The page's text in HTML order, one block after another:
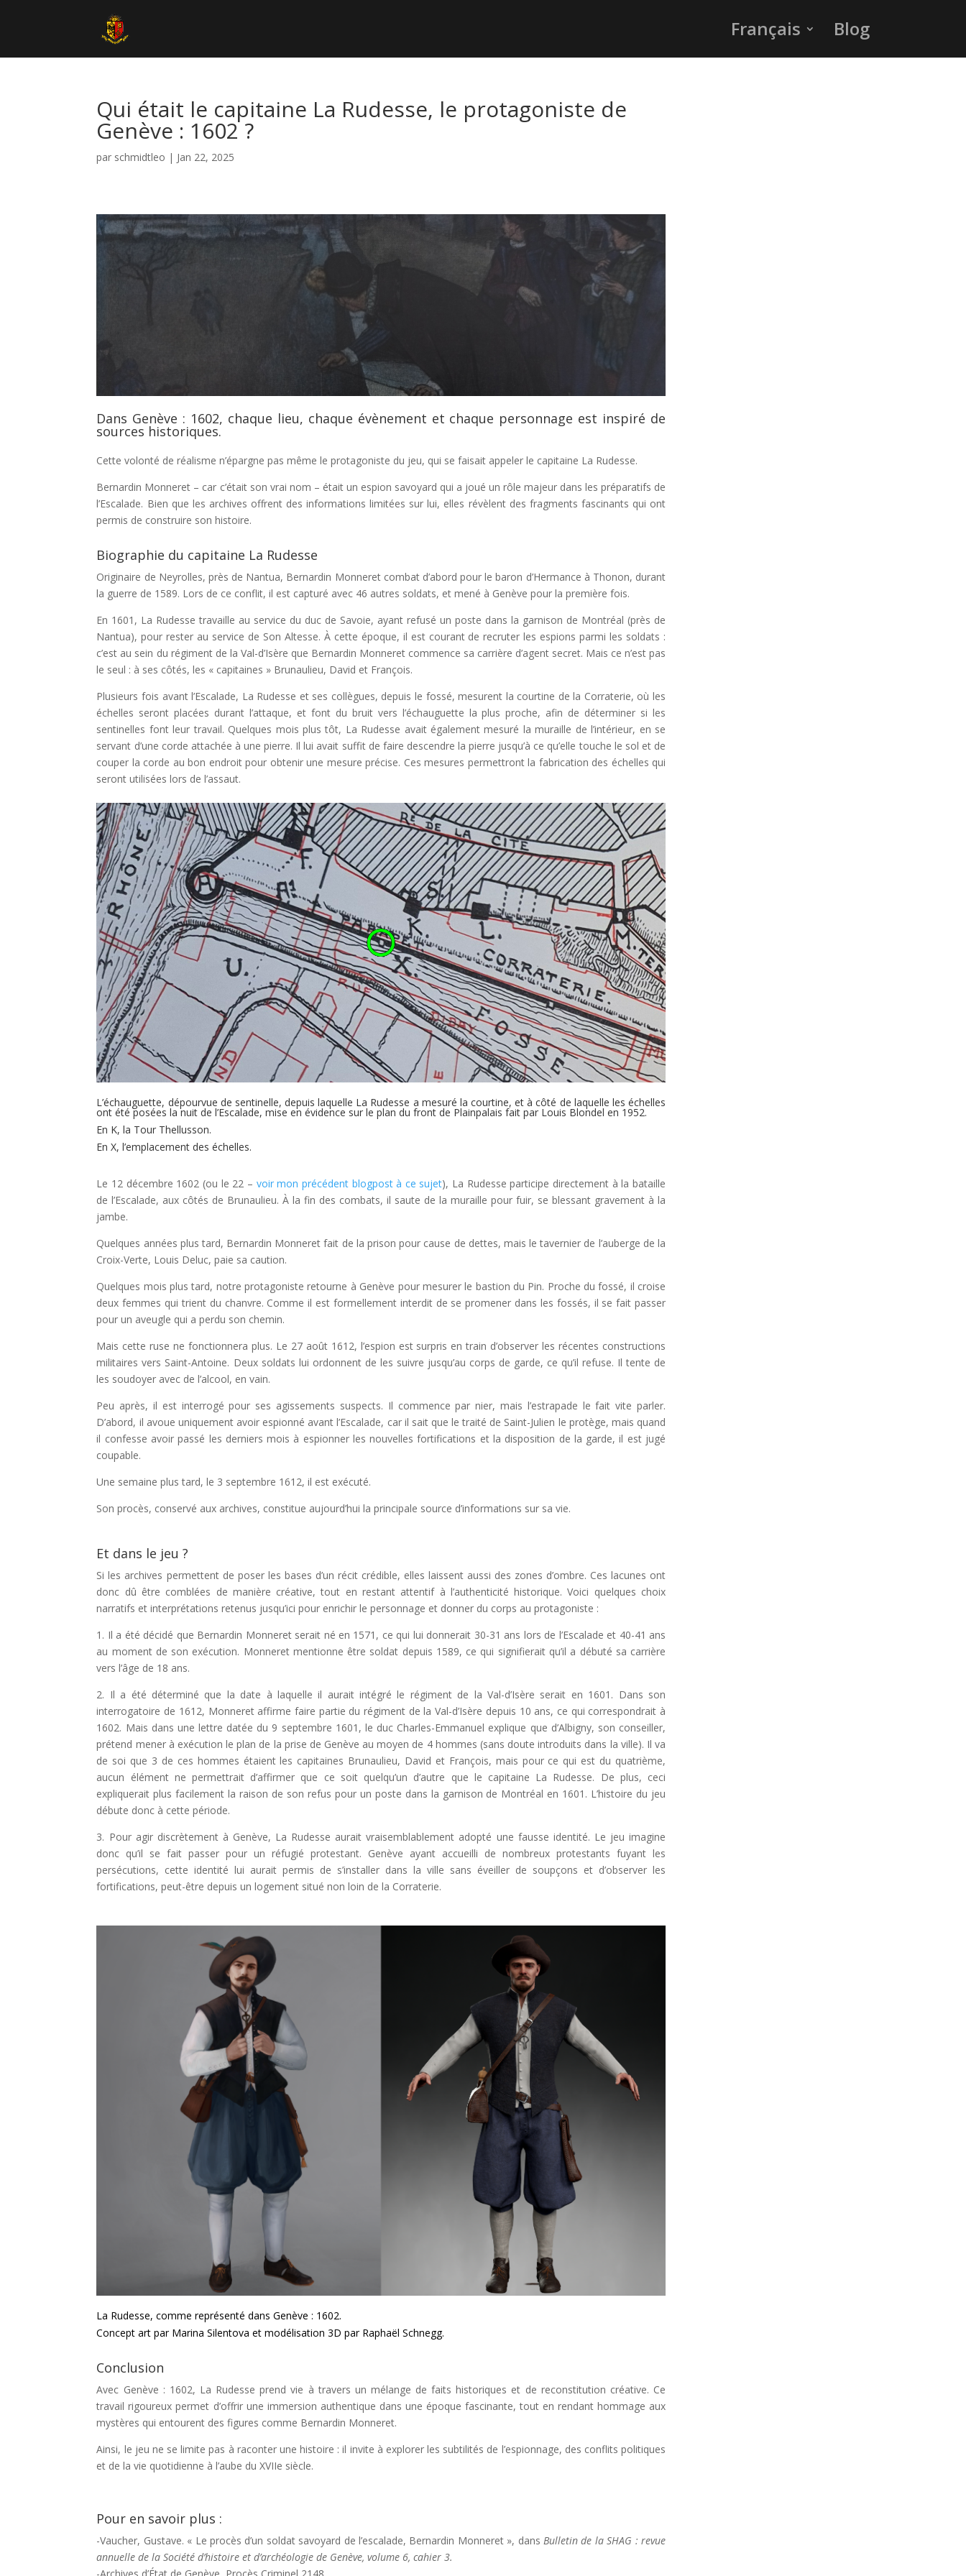
Français Blog
Qui était le capitaine La Rudesse, le protagoniste de
Genève : 1602 ?
par schmidtleo | Jan 22, 2025
Dans Genève : 1602, chaque lieu, chaque évènement et chaque personnage est inspiré de
sources historiques.
Cette volonté de réalisme n’épargne pas même le protagoniste du jeu, qui se faisait appeler le capitaine La Rudesse.
Bernardin Monneret – car c’était son vrai nom – était un espion savoyard qui a joué un rôle majeur dans les préparatifs de
l’Escalade. Bien que les archives offrent des informations limitées sur lui, elles révèlent des fragments fascinants qui ont
permis de construire son histoire.
Biographie du capitaine La Rudesse
Originaire de Neyrolles, près de Nantua, Bernardin Monneret combat d’abord pour le baron d’Hermance à Thonon, durant
la guerre de 1589. Lors de ce conflit, il est capturé avec 46 autres soldats, et mené à Genève pour la première fois.
En 1601, La Rudesse travaille au service du duc de Savoie, ayant refusé un poste dans la garnison de Montréal (près de
Nantua), pour rester au service de Son Altesse. À cette époque, il est courant de recruter les espions parmi les soldats :
c’est au sein du régiment de la Val-d’Isère que Bernardin Monneret commence sa carrière d’agent secret. Mais ce n’est pas
le seul : à ses côtés, les « capitaines » Brunaulieu, David et François.
Plusieurs fois avant l’Escalade, La Rudesse et ses collègues, depuis le fossé, mesurent la courtine de la Corraterie, où les
échelles seront placées durant l’attaque, et font du bruit vers l’échauguette la plus proche, afin de déterminer si les
sentinelles font leur travail. Quelques mois plus tôt, La Rudesse avait également mesuré la muraille de l’intérieur, en se
servant d’une corde attachée à une pierre. Il lui avait suffit de faire descendre la pierre jusqu’à ce qu’elle touche le sol et de
couper la corde au bon endroit pour obtenir une mesure précise. Ces mesures permettront la fabrication des échelles qui
seront utilisées lors de l’assaut.
L’échauguette, dépourvue de sentinelle, depuis laquelle La Rudesse a mesuré la courtine, et à côté de laquelle les échelles
ont été posées la nuit de l’Escalade, mise en évidence sur le plan du front de Plainpalais fait par Louis Blondel en 1952.
En K, la Tour Thellusson.
En X, l’emplacement des échelles.
Le 12 décembre 1602 (ou le 22 – voir mon précédent blogpost à ce sujet), La Rudesse participe directement à la bataille
de l’Escalade, aux côtés de Brunaulieu. À la fin des combats, il saute de la muraille pour fuir, se blessant gravement à la
jambe.
Quelques années plus tard, Bernardin Monneret fait de la prison pour cause de dettes, mais le tavernier de l’auberge de la
Croix-Verte, Louis Deluc, paie sa caution.
Quelques mois plus tard, notre protagoniste retourne à Genève pour mesurer le bastion du Pin. Proche du fossé, il croise
deux femmes qui trient du chanvre. Comme il est formellement interdit de se promener dans les fossés, il se fait passer
pour un aveugle qui a perdu son chemin.
Mais cette ruse ne fonctionnera plus. Le 27 août 1612, l’espion est surpris en train d’observer les récentes constructions
militaires vers Saint-Antoine. Deux soldats lui ordonnent de les suivre jusqu’au corps de garde, ce qu’il refuse. Il tente de
les soudoyer avec de l’alcool, en vain.
Peu après, il est interrogé pour ses agissements suspects. Il commence par nier, mais l’estrapade le fait vite parler.
D’abord, il avoue uniquement avoir espionné avant l’Escalade, car il sait que le traité de Saint-Julien le protège, mais quand
il confesse avoir passé les derniers mois à espionner les nouvelles fortifications et la disposition de la garde, il est jugé
coupable.
Une semaine plus tard, le 3 septembre 1612, il est exécuté.
Son procès, conservé aux archives, constitue aujourd’hui la principale source d’informations sur sa vie.
Et dans le jeu ?
Si les archives permettent de poser les bases d’un récit crédible, elles laissent aussi des zones d’ombre. Ces lacunes ont
donc dû être comblées de manière créative, tout en restant attentif à l’authenticité historique. Voici quelques choix
narratifs et interprétations retenus jusqu’ici pour enrichir le personnage et donner du corps au protagoniste :
1. Il a été décidé que Bernardin Monneret serait né en 1571, ce qui lui donnerait 30-31 ans lors de l’Escalade et 40-41 ans
au moment de son exécution. Monneret mentionne être soldat depuis 1589, ce qui signifierait qu’il a débuté sa carrière
vers l’âge de 18 ans.
2. Il a été déterminé que la date à laquelle il aurait intégré le régiment de la Val-d’Isère serait en 1601. Dans son
interrogatoire de 1612, Monneret affirme faire partie du régiment de la Val-d’Isère depuis 10 ans, ce qui correspondrait à
1602. Mais dans une lettre datée du 9 septembre 1601, le duc Charles-Emmanuel explique que d’Albigny, son conseiller,
prétend mener à exécution le plan de la prise de Genève au moyen de 4 hommes (sans doute introduits dans la ville). Il va
de soi que 3 de ces hommes étaient les capitaines Brunaulieu, David et François, mais pour ce qui est du quatrième,
aucun élément ne permettrait d’affirmer que ce soit quelqu’un d’autre que le capitaine La Rudesse. De plus, ceci
expliquerait plus facilement la raison de son refus pour un poste dans la garnison de Montréal en 1601. L’histoire du jeu
débute donc à cette période.
3. Pour agir discrètement à Genève, La Rudesse aurait vraisemblablement adopté une fausse identité. Le jeu imagine
donc qu’il se fait passer pour un réfugié protestant. Genève ayant accueilli de nombreux protestants fuyant les
persécutions, cette identité lui aurait permis de s’installer dans la ville sans éveiller de soupçons et d’observer les
fortifications, peut-être depuis un logement situé non loin de la Corraterie.
La Rudesse, comme représenté dans Genève : 1602.
Concept art par Marina Silentova et modélisation 3D par Raphaël Schnegg.
Conclusion
Avec Genève : 1602, La Rudesse prend vie à travers un mélange de faits historiques et de reconstitution créative. Ce
travail rigoureux permet d’offrir une immersion authentique dans une époque fascinante, tout en rendant hommage aux
mystères qui entourent des figures comme Bernardin Monneret.
Ainsi, le jeu ne se limite pas à raconter une histoire : il invite à explorer les subtilités de l’espionnage, des conflits politiques
et de la vie quotidienne à l’aube du XVIIe siècle.
Pour en savoir plus :
-Vaucher, Gustave. « Le procès d’un soldat savoyard de l’escalade, Bernardin Monneret », dansBulletin de la SHAG : revue
annuelle de la Société d’histoire et d’archéologie de Genève, volume 6, cahier 3.